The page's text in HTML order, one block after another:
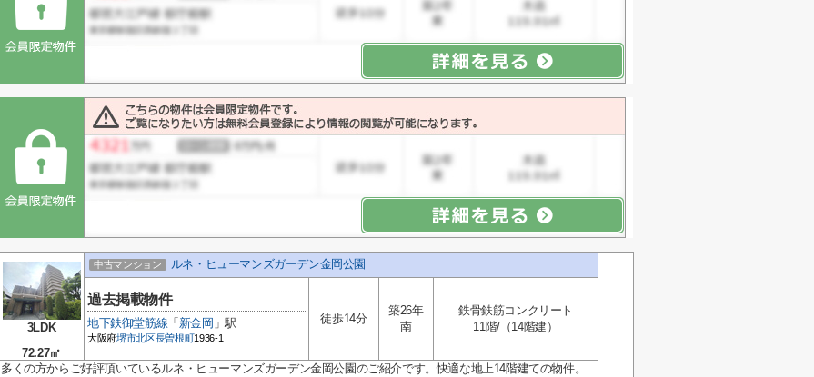
3LDK
72.27㎡
中古マンション ルネ・ヒューマンズガーデン金岡公園
過去掲載物件
地下鉄御堂筋線 「 新金岡 」駅
大阪府堺市北区長曽根町1936-1
徒歩14分
築26年
南
鉄骨鉄筋コンクリート
11階/（14階建）
多くの方からご好評頂いているルネ・ヒューマンズガーデン金岡公園のご紹介です。快適な地上14階建ての物件。